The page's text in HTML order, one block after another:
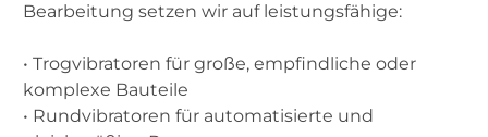
Bearbeitung setzen wir auf leistungsfähige:
• Trogvibratoren für große, empfindliche oder
komplexe Bauteile
• Rundvibratoren für automatisierte und